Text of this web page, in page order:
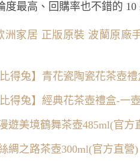
最高、回購率也不錯的 10
洲家居 正版原裝 波蘭原廠
比得兔】青花瓷陶瓷花茶壺
比得兔】經典花茶壺禮盒-一
遊美境鶴舞茶壺485ml(官方
綢之路茶壺300ml(官方直營)